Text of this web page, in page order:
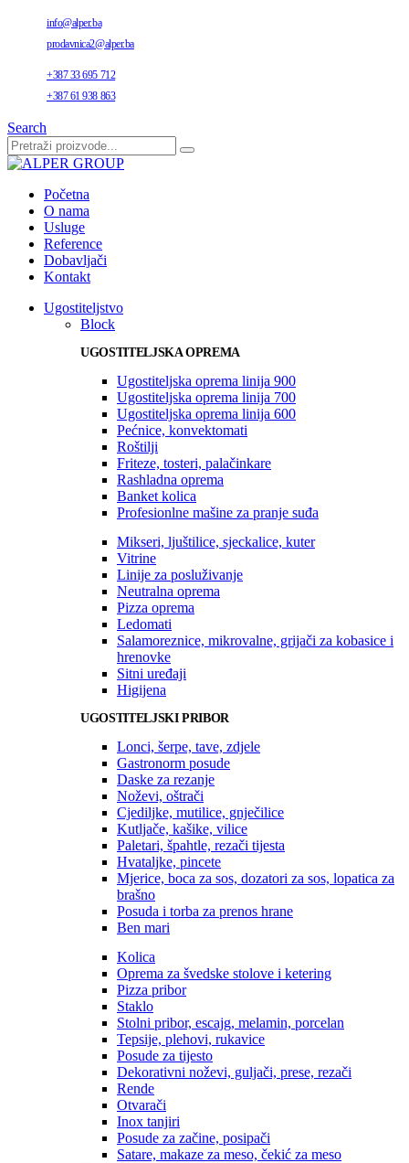
info@alper.ba
prodavnica2@alper.ba
+387 33 695 712
+387 61 938 863
Search
Početna
O nama
Usluge
Reference
Dobavljači
Kontakt
Ugostiteljstvo
Block
UGOSTITELJSKA OPREMA
Ugostiteljska oprema linija 900
Ugostiteljska oprema linija 700
Ugostiteljska oprema linija 600
Pećnice, konvektomati
Roštilji
Friteze, tosteri, palačinkare
Rashladna oprema
Banket kolica
Profesionlne mašine za pranje suđa
Mikseri, ljuštilice, sjeckalice, kuter
Vitrine
Linije za posluživanje
Neutralna oprema
Pizza oprema
Ledomati
Salamoreznice, mikrovalne, grijači za kobasice i
hrenovke
Sitni uređaji
Higijena
UGOSTITELJSKI PRIBOR
Lonci, šerpe, tave, zdjele
Gastronorm posude
Daske za rezanje
Noževi, oštrači
Cjediljke, mutilice, gnječilice
Kutljače, kašike, vilice
Paletari, špahtle, rezači tijesta
Hvataljke, pincete
Mjerice, boca za sos, dozatori za sos, lopatica za
brašno
Posuda i torba za prenos hrane
Ben mari
Kolica
Oprema za švedske stolove i ketering
Pizza pribor
Staklo
Stolni pribor, escajg, melamin, porcelan
Tepsije, plehovi, rukavice
Posude za tijesto
Dekorativni noževi, guljači, prese, rezači
Rende
Otvarači
Inox tanjiri
Posude za začine, posipači
Satare, makaze za meso, čekić za meso